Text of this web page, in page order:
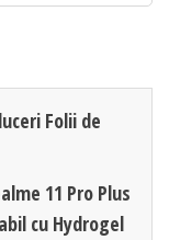
Folii de
11 Pro Plus
cu Hydrogel